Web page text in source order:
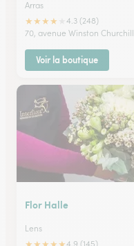
Arras
★★★★
4.3 (248)
70, avenue Winston Churchill
Voir la boutique
Flor Halle
Lens
4.9 (145)